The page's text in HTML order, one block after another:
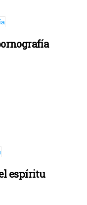
espíritu